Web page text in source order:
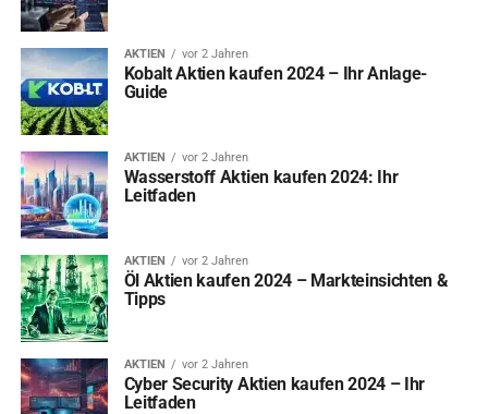
AKTIEN vor 2 Jahren
Kobalt Aktien kaufen 2024 – Ihr Anlage-
Guide
AKTIEN vor 2 Jahren
Wasserstoff Aktien kaufen 2024: Ihr
Leitfaden
AKTIEN vor 2 Jahren
Öl Aktien kaufen 2024 – Markteinsichten &
Tipps
AKTIEN vor 2 Jahren
Cyber Security Aktien kaufen 2024 – Ihr
Leitfaden